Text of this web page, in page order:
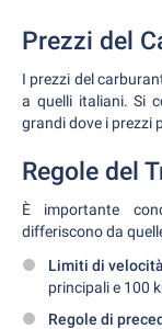
Prezzi del
I prezzi del
a quelli italiani. Si
grandi dove i prezzi
Regole del
È importante
differiscono da
Limiti di
principali e 100
Regole di